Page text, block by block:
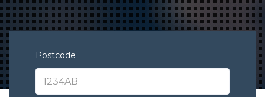
Postcode